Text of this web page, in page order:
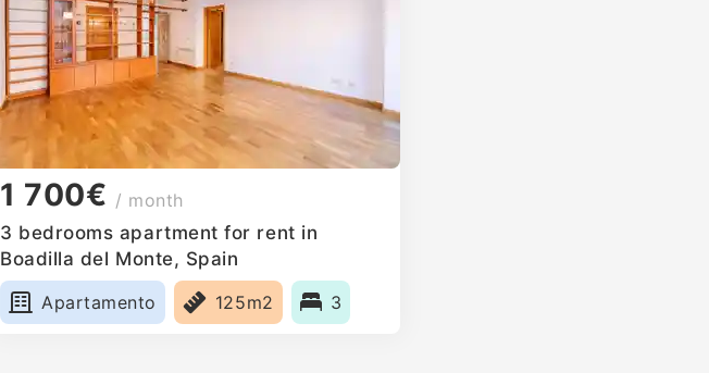
1 700€ / month
3 bedrooms apartment for rent in
Boadilla del Monte, Spain
Apartamento
125m2 3